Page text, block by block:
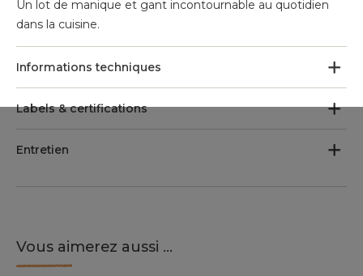
Un lot de manique et gant incontournable au quotidien
dans la cuisine.
Informations techniques
Labels & certifications
Entretien
Vous aimerez aussi ...